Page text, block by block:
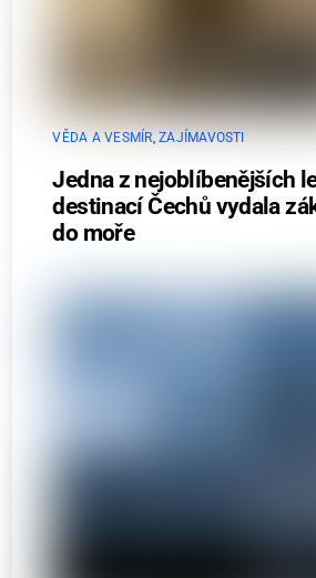
VĚDA A VESMÍR ,ZAJÍMAVOSTI
Jedna z nejoblíbenějších
destinací Čechů vydala
do moře